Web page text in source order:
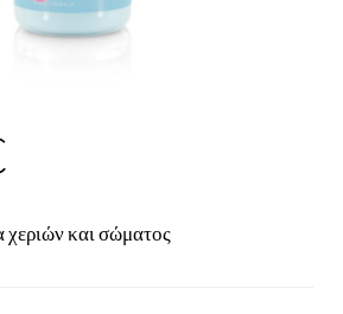
χεριών και σώματος